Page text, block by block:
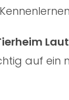
auf ein